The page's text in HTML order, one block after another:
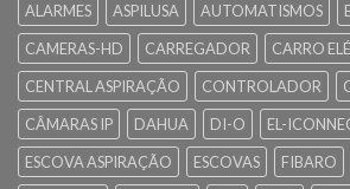
ALARMES
ASPILUSA AUTOMATISMOS
CAMERAS-HD
CARREGADOR CARRO
CENTRAL ASPIRAÇÃO
CONTROLADOR
CÂMARAS IP
DAHUA DI-O
EL-
ESCOVA ASPIRAÇÃO
ESCOVAS FIBARO